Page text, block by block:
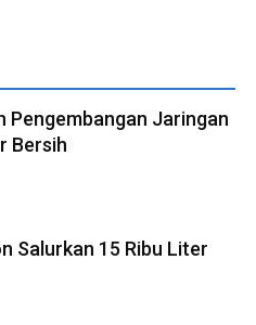
Pengembangan Jaringan
Bersih
Salurkan 15 Ribu Liter